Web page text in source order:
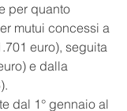
per quanto
mutui concessi a
euro), seguita
e dalla
dal 1° gennaio al